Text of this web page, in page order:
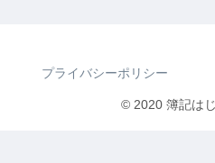
プライバシーポリシー
© 2020 簿記は